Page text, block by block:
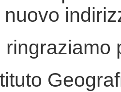
nuovo
ringraziamo